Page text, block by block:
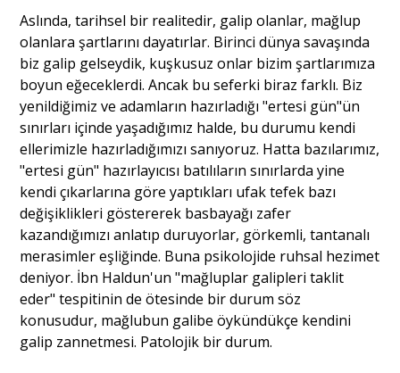
Aslında, tarihsel bir realitedir, galip olanlar, mağlup
olanlara şartlarını dayatırlar. Birinci dünya savaşında
biz galip gelseydik, kuşkusuz onlar bizim şartlarımıza
boyun eğeceklerdi. Ancak bu seferki biraz farklı. Biz
yenildiğimiz ve adamların hazırladığı "ertesi gün"ün
sınırları içinde yaşadığımız halde, bu durumu kendi
ellerimizle hazırladığımızı sanıyoruz. Hatta bazılarımız,
"ertesi gün" hazırlayıcısı batılıların sınırlarda yine
kendi çıkarlarına göre yaptıkları ufak tefek bazı
değişiklikleri göstererek basbayağı zafer
kazandığımızı anlatıp duruyorlar, görkemli, tantanalı
merasimler eşliğinde. Buna psikolojide ruhsal hezimet
deniyor. İbn Haldun'un "mağluplar galipleri taklit
eder" tespitinin de ötesinde bir durum söz
konusudur, mağlubun galibe öykündükçe kendini
galip zannetmesi. Patolojik bir durum.